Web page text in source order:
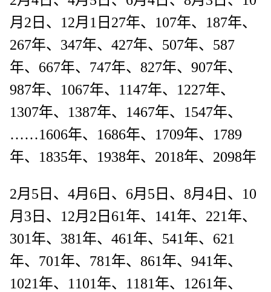
月2日、12月1日27年、107年、187年、
267年、347年、427年、507年、587
年、667年、747年、827年、907年、
987年、1067年、1147年、1227年、
1307年、1387年、1467年、1547年、
……1606年、1686年、1709年、1789
年、1835年、1938年、2018年、2098年
2月5日、4月6日、6月5日、8月4日、10
月3日、12月2日61年、141年、221年、
301年、381年、461年、541年、621
年、701年、781年、861年、941年、
1021年、1101年、1181年、1261年、